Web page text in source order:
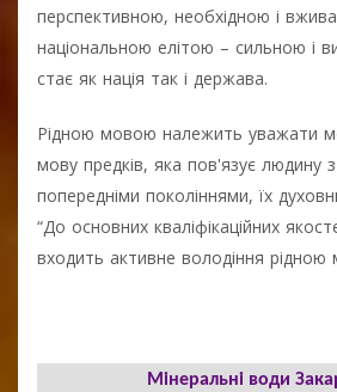
перспективною, необхідною і
національною елітою – сильною і
стає як нація так і держава.
Рідною мовою належить уважати
мову предків, яка пов'язує людину
попередніми поколіннями, їх
“До основних кваліфікаційних
входить активне володіння
Мінеральні води